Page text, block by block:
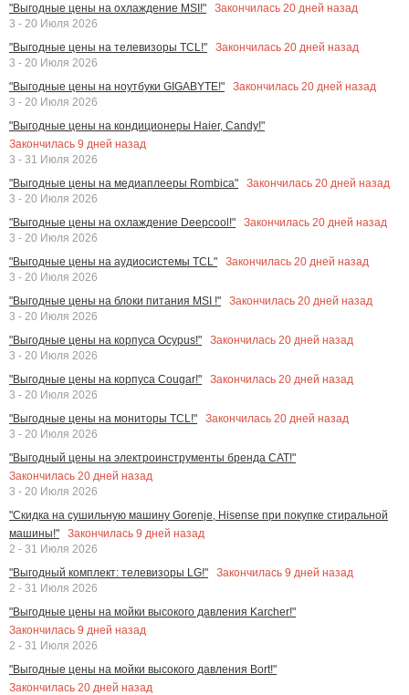
"Выгодные цены на охлаждение MSI!"
Закончилась 20 дней назад
3 - 20 Июля 2026
"Выгодные цены на телевизоры TCL!"
Закончилась 20 дней назад
3 - 20 Июля 2026
"Выгодные цены на ноутбуки GIGABYTE!"
Закончилась 20 дней назад
3 - 20 Июля 2026
"Выгодные цены на кондиционеры Haier, Candy!"
Закончилась 9 дней назад
3 - 31 Июля 2026
"Выгодные цены на медиаплееры Rombica"
Закончилась 20 дней назад
3 - 20 Июля 2026
"Выгодные цены на охлаждение Deepcool!"
Закончилась 20 дней назад
3 - 20 Июля 2026
"Выгодные цены на аудиосистемы TCL"
Закончилась 20 дней назад
3 - 20 Июля 2026
"Выгодные цены на блоки питания MSI !"
Закончилась 20 дней назад
3 - 20 Июля 2026
"Выгодные цены на корпуса Ocypus!"
Закончилась 20 дней назад
3 - 20 Июля 2026
"Выгодные цены на корпуса Cougar!"
Закончилась 20 дней назад
3 - 20 Июля 2026
"Выгодные цены на мониторы TCL!"
Закончилась 20 дней назад
3 - 20 Июля 2026
"Выгодный цены на электроинструменты бренда CAT!"
Закончилась 20 дней назад
3 - 20 Июля 2026
"Скидка на сушильную машину Gorenje, Hisense при покупке стиральной
машины!"
Закончилась 9 дней назад
2 - 31 Июля 2026
"Выгодный комплект: телевизоры LG!"
Закончилась 9 дней назад
2 - 31 Июля 2026
"Выгодные цены на мойки высокого давления Karcher!"
Закончилась 9 дней назад
2 - 31 Июля 2026
"Выгодные цены на мойки высокого давления Bort!"
Закончилась 20 дней назад